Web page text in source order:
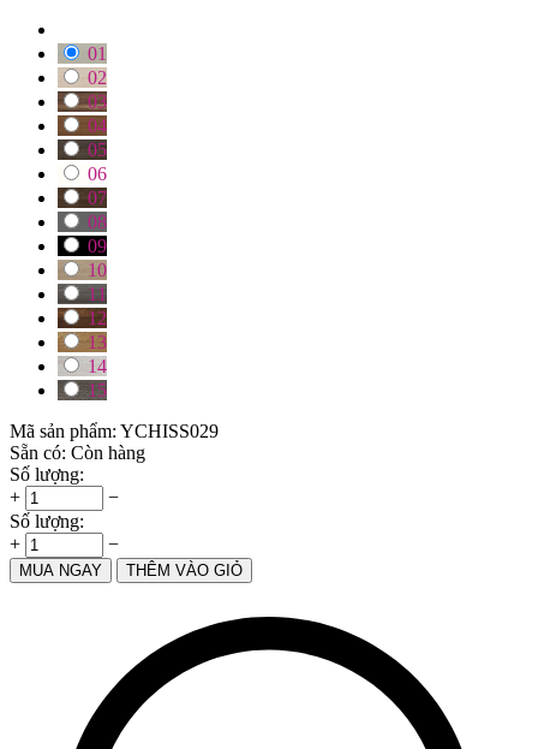
01
02
03
04
05
06
07
08
09
10
11
12
13
14
15
Mã sản phẩm: YCHISS029
Sẵn có: Còn hàng
Số lượng:
+
−
Số lượng:
+
−
MUA NGAY THÊM VÀO GIỎ